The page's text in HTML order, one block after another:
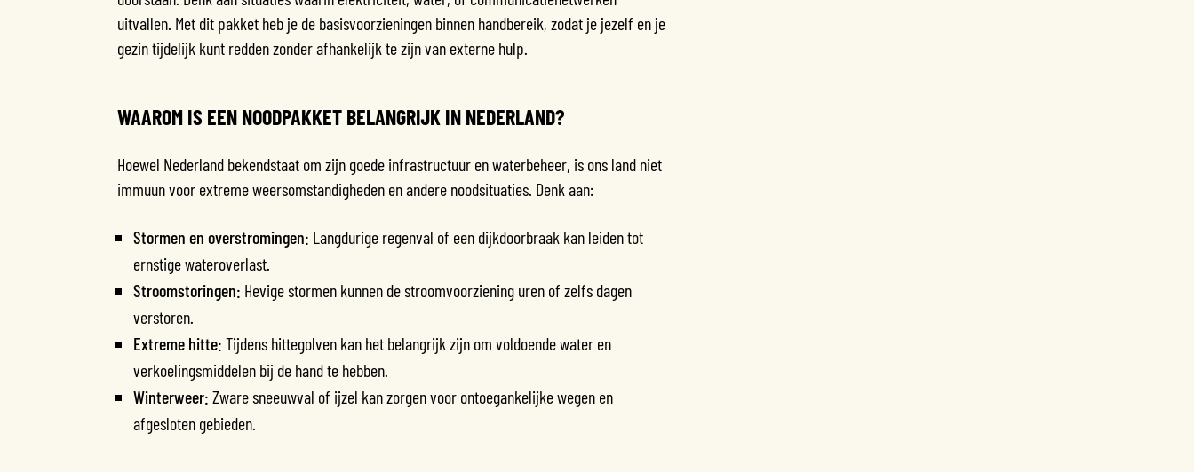
uitvallen. Met dit pakket heb je de basisvoorzieningen binnen handbereik, zodat je jezelf en je
gezin tijdelijk kunt redden zonder afhankelijk te zijn van externe hulp.
WAAROM IS EEN NOODPAKKET BELANGRIJK IN NEDERLAND?
Hoewel Nederland bekendstaat om zijn goede infrastructuur en waterbeheer, is ons land niet
immuun voor extreme weersomstandigheden en andere noodsituaties. Denk aan:
Stormen en overstromingen: Langdurige regenval of een dijkdoorbraak kan leiden tot
ernstige wateroverlast.
Stroomstoringen: Hevige stormen kunnen de stroomvoorziening uren of zelfs dagen
verstoren.
Extreme hitte: Tijdens hittegolven kan het belangrijk zijn om voldoende water en
verkoelingsmiddelen bij de hand te hebben.
Winterweer: Zware sneeuwval of ijzel kan zorgen voor ontoegankelijke wegen en
afgesloten gebieden.